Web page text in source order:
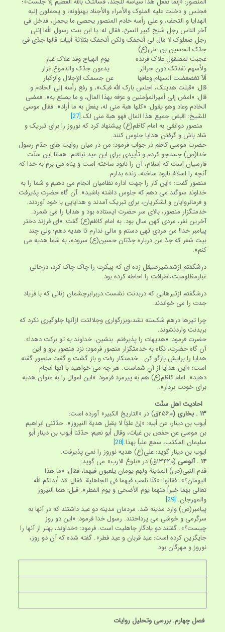
فجلس و دخلت علیه الملوک والأمراء والأجناد یهنؤونه، و یحملون إلیه
الهدایا و التحف، و علی رأسه خادم المنصور یحصی ما یحمل، فدخل فی
آخر الناس رجل شیخ کبیر السنّ، فقال له: یا ابن بنت رسول اللّه! إننی
رجل صعلوک لا مال لی أتحفک ولکن أتحفک بثلاثة أبیات قالها جدّی فی
جدّک الحسین بن علی(ع):
عجبت لمصقول علاک فرنده یوم الهیاج وقد علاک غبار
ولأسهم نفذتک دون حرائر یدعون جدّک والدموع غزار
ألاّ تغضغضت السهام وعاقها عن جسمک الإجلال والإکبار
قال: «قبلت هدیتک، اجلس بارک اللّه فیک»، و رفع رأسه إلی الخادم و
قال: «امض إلی أمیرالمؤمنین و عرّفه بهذا المال، و ما یصنع به». فمضی
الخادم وعاد وهو یقول: «کلها هبة منی له، یفعل به ما أراد». فقال موسی
للشیخ: اقبض جمیع هذا المال فهو هبة منی لک.[27]
منصور دوانقی به امام کاظم(ع) پیشنهاد کرد که نوروز را برای تبریک و
شاد باش و گرفتن هدایا جلوس کنند.
حضرت موسی کاظم در جواب فرمود: من در میان روایت های جدّم رسول
خدا(ص) جستجو کردم و تأییدی برای این عید نیافتم. همانا این سنّت
فارسیان است که اسلام، آن را نابود ساخته است و پناه می برم به خدا که
آنچه را اسلامْ نابود ساخته، زنده بدارم.
منصور گفت: «این کار را جهت اداره نظامیان انجام می دهیم و شما را به
خداوند سوگند می دهم که جلوس داشته باشید». آن گاه حضرت پذیرفت
و فرمانروایان و لشکریان، برای تبریک آمدند و هدایایی با خود آوردند.
خدمتگزار منصور، بالای سر حضرت ایستاده بود و هدایا را می شمرد.
آخرین نفر، مردی کهن سال بود. به امام کاظم(ع) گفت: «ای فرزند دختر
پیامبر خدا! من مردی تهی دستم و مالی ندارم تا هدیه دهم؛ ولی چند
بیت شعر که جدّ من درباره جدّتان حسین(ع) سروده، به شما هدیه می
کنم».
درشگفتم ازشمشیرصیقل زده ای که پیکرت را چاک چاک کرد، درحالی
غبارمظلومیت،اطرافت را احاطه کرده بود.
درشگفتم ازتیرهایی که دربدنت نشست.دربرابرچشمان زنانی که با فریاد
جدت را می خواندند.
چرا تیرها درهم شکسته نشد،وبزرگواری وجلالتت ازآنها جلوگیری نکرد که
بربدنت واردنشوند.
حضرت فرمود: «هدیه‏ات را پذیرفتم. بنشین. خداوند به تو برکت دهد!».
آن گاه حضرت، نگاه به خدمتگزار منصور فرمود: نزد منصور برو و این
هدایا را برایش بازگو کن . خدمتکار رفت و باز گشت و گفت منصور گفته
است: «این هدایا از آنِ شماست. هر چه می خواهید با آنها انجام
دهید». امام کاظم(ع) هم به پیرمرد فرمود: «این اموال را به عنوان هدیه
برای خودت بردار».
احادیث اهل سنّت
۱۳. بخاری (م‏۲۵۶ق) در «التاریخ الکبیر» آورده است:
أیوب بن دینار، عن أبیه: «إنّ علیّاً لا یقبل هدیة النیروز». حدّثنی ابراهیم
بن موسی عن حفص بن غیاث، وقال أبو نعیم: حدّثنا أیوب بن دینار أبو
سلیمان المکتب، سمع علیاً بهذا.[28]
ایوب بن دینار گوید: علی(ع) هدیه نوروز را نمی پذیرفت.
۱۴. آلوسی (م‏۱۳۴۲ق) در «بلوغ الارب» می گوید:
قدم النبی(ص) المدینة ولهم یومان یلعبون فیهما، فقال: «ما هذا
الیومان؟». فقالوا: «کنّا نلعب فیهما فی الجاهلیة. فقال: قد أبدلکم اللّه
تعالی بهما خیراً منهما یوم الأضحی و یوم الفطر». قیل: هما النیروز
والمهرجان. [29]
پیامبر(ص) وارد مدینه شد. مردمان مدینه دو عید داشتند که در آنها به
سرگرمی و خوشی می پرداختند. رسول خدا فرمود: «این دو روز
چیست؟». گفتند دو یادگار جاهلیت است. فرمود: «خداوند، بهتر از آنها را
جایگزین کرده است: عید قربان و عید فطر». گفته شده که آن دو روز،
نوروز و مهرگان بود.
فصل چهارم. بررسی وتحلیل روایات